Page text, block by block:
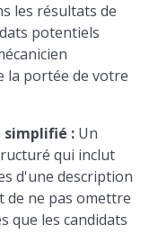
les résultats de
potentiels
la portée de votre
simplifié : Un
qui inclut
d'une description
de ne pas omettre
que les candidats